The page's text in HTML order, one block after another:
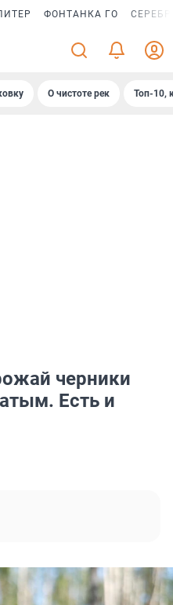
ФОНТАНКА ГО
О чистоте рек Топ-10,
черники
Есть и